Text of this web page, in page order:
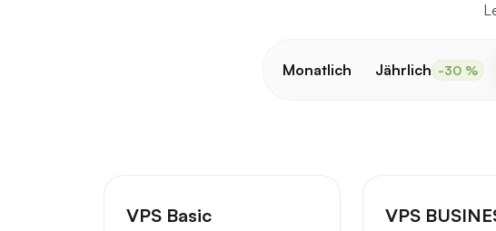
Monatlich Jährlich -30 %
VPS Basic VPS